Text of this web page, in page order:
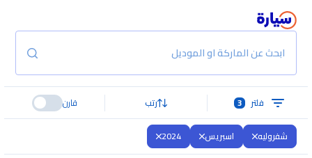
ابحث عن الماركة او الموديل
فلتر 3 رتب قارن
شفروليه اسبريس 2024